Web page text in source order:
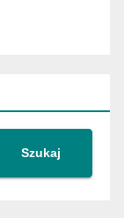
Szukaj